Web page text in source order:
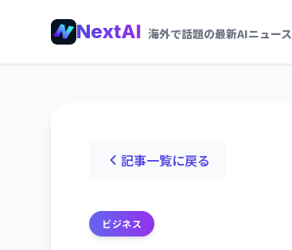
NextAI 海外で話題の最新AIニュース
記事一覧に戻る
ビジネス